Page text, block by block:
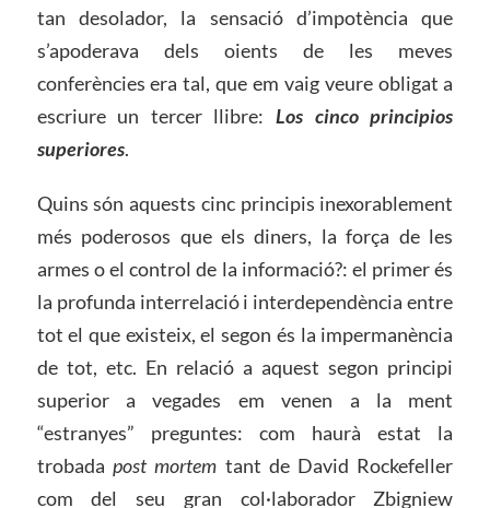
tan desolador, la sensació d’impotència que
s’apoderava dels oients de les meves
conferències era tal, que em vaig veure obligat a
escriure un tercer llibre:Los cinco principios
superiores.
Quins són aquests cinc principis inexorablement
més poderosos que els diners, la força de les
armes o el control de la informació?: el primer és
la profunda interrelació i interdependència entre
tot el que existeix, el segon és la impermanència
de tot, etc. En relació a aquest segon principi
superior a vegades em venen a la ment
“estranyes” preguntes: com haurà estat la
trobada post mortem tant de David Rockefeller
com del seu gran col·laborador Zbigniew